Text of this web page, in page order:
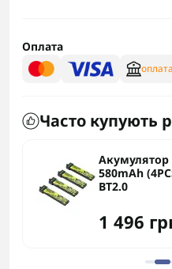
Оплата
Часто купують
Акумулятор
580mAh
BT2.0
1 496